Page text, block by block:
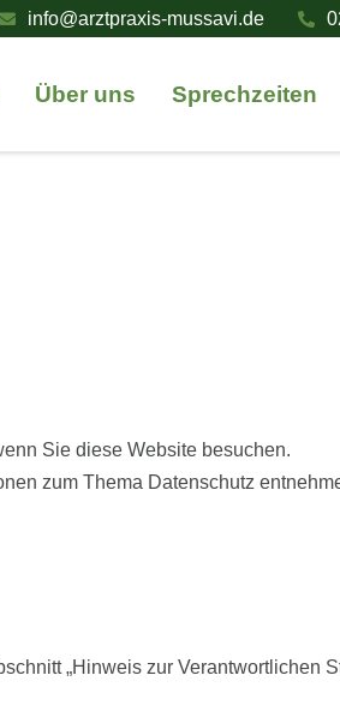
info@arztpraxis-mussavi.de
Über uns Sprechzeiten
Sie diese Website besuchen.
zum Thema Datenschutz
„Hinweis zur Verantwortlichen